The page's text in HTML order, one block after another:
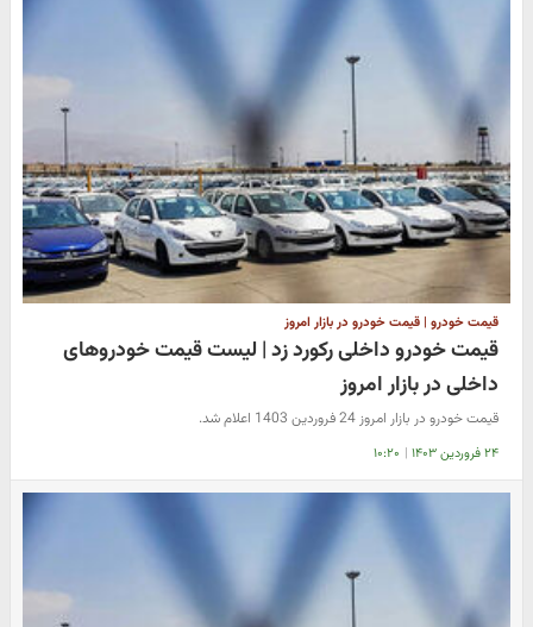
قیمت خودرو | قیمت خودرو در بازار امروز
قیمت خودرو داخلی رکورد زد | لیست قیمت خودروهای
داخلی در بازار امروز
قیمت خودرو در بازار امروز 24 فروردین 1403 اعلام شد.
۲۴ فروردین ۱۴۰۳ | ۱۰:۲۰